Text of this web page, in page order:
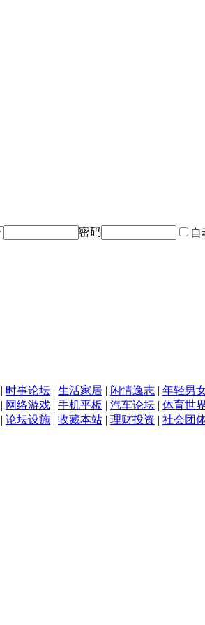
密码
自
| 时事论坛 | 生活家居 | 闲情逸志 | 年轻男
| 网络游戏 | 手机平板 | 汽车论坛 | 体育世
| 论坛设施 | 收藏本站 | 理财投资 | 社会团